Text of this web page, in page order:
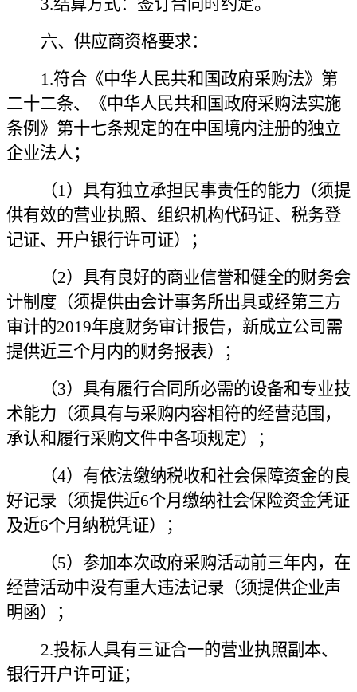
3.结算方式：签订合同时约定。
六、供应商资格要求：
1.符合《中华人民共和国政府采购法》第
二十二条、《中华人民共和国政府采购法实施
条例》第十七条规定的在中国境内注册的独立
企业法人；
（1）具有独立承担民事责任的能力（须提
供有效的营业执照、组织机构代码证、税务登
记证、开户银行许可证）；
（2）具有良好的商业信誉和健全的财务会
计制度（须提供由会计事务所出具或经第三方
审计的2019年度财务审计报告，新成立公司需
提供近三个月内的财务报表）；
（3）具有履行合同所必需的设备和专业技
术能力（须具有与采购内容相符的经营范围，
承认和履行采购文件中各项规定）；
（4）有依法缴纳税收和社会保障资金的良
好记录（须提供近6个月缴纳社会保险资金凭证
及近6个月纳税凭证）；
（5）参加本次政府采购活动前三年内，在
经营活动中没有重大违法记录（须提供企业声
明函）；
2.投标人具有三证合一的营业执照副本、
银行开户许可证；